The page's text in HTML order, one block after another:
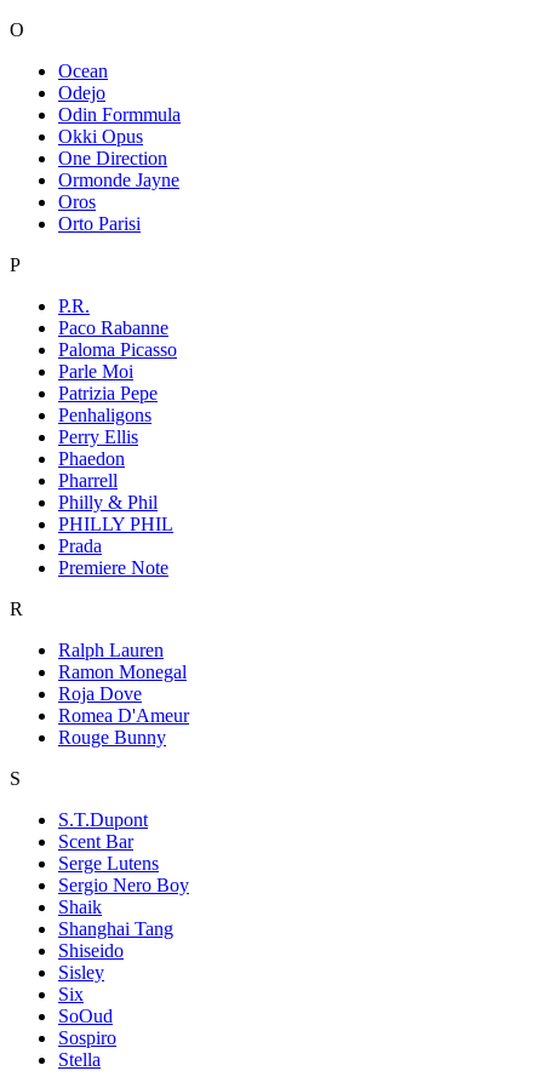
O
Ocean
Odejo
Odin Formmula
Okki Opus
One Direction
Ormonde Jayne
Oros
Orto Parisi
P
P.R.
Paco Rabanne
Paloma Picasso
Parle Moi
Patrizia Pepe
Penhaligons
Perry Ellis
Phaedon
Pharrell
Philly & Phil
PHILLY PHIL
Prada
Premiere Note
R
Ralph Lauren
Ramon Monegal
Roja Dove
Romea D'Ameur
Rouge Bunny
S
S.T.Dupont
Scent Bar
Serge Lutens
Sergio Nero Boy
Shaik
Shanghai Tang
Shiseido
Sisley
Six
SoOud
Sospiro
Stella